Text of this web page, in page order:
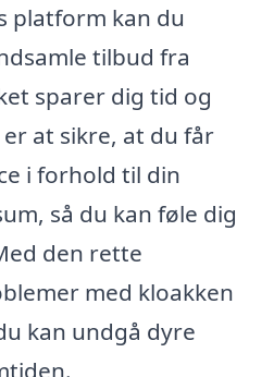
platform kan du
tilbud fra
sparer dig tid og
at sikre, at du får
i forhold til din
så du kan føle dig
den rette
med kloakken
kan undgå dyre